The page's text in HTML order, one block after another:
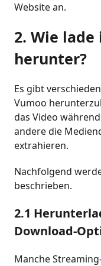
Website an.
2. Wie
herunter?
Es gibt
Vumoo
das Video
andere die
extrahieren.
Nachfolgend
beschrieben.
2.1
Download-
Manche